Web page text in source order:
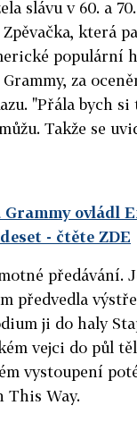
slávu v 60. a
která
populární
za
"Přála bych
Takže se
Grammy ovládl
- čtěte ZDE
předávání.
předvedla
ji do haly
vejci do půl
vystoupení
This Way.